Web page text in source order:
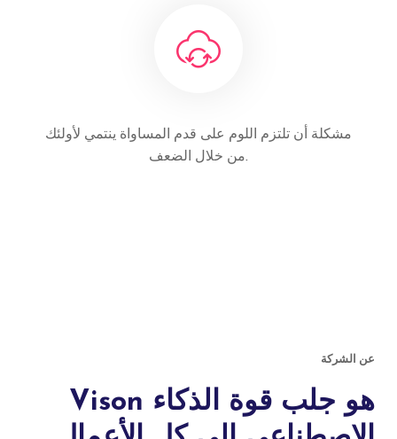
مشكلة أن تلتزم اللوم على قدم المساواة ينتمي لأولئك
من خلال الضعف.
عن الشركة
Vison هو جلب قوة الذكاء